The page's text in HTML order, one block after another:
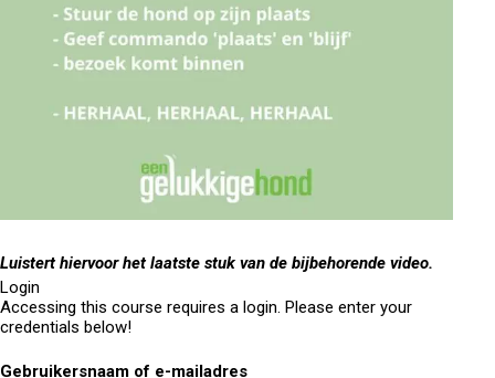
Luistert hiervoor het laatste stuk van de bijbehorende video.
Login
Accessing this course requires a login. Please enter your
credentials below!
Gebruikersnaam of e-mailadres